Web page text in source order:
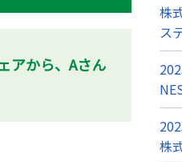
アから、Aさん
株
ス
株